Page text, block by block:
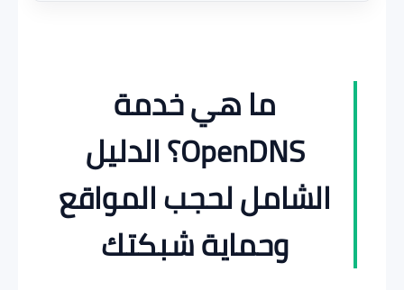
ما هي خدمة
OpenDNS؟ الدليل
الشامل لحجب المواقع
وحماية شبكتك